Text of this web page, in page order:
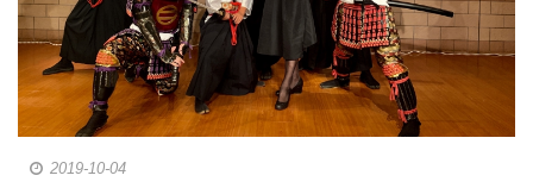
2019-10-04